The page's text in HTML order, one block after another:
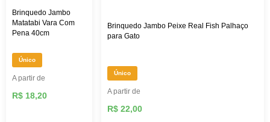
Brinquedo Jambo
Matatabi Vara Com
Pena 40cm
Único
A partir de
R$ 18,20
Brinquedo Jambo Peixe Real Fish Palhaço
para Gato
Único
A partir de
R$ 22,00